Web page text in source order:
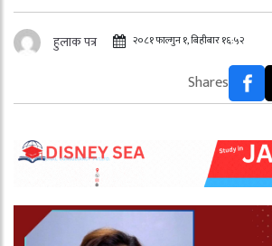
हुलाक पत्र २०८१ फाल्गुन १, बिहीबार १६:५२
Shares